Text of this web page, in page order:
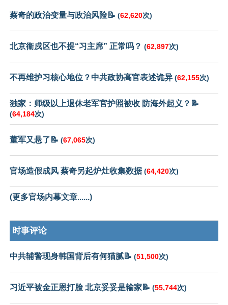
蔡奇的政治变量与政治风险📝 (62,620次)
北京衞戍区也不提“习主席” 正常吗？ (62,897次)
不再维护习核心地位？中共政协高官表述诡异 (62,155次)
独家：师级以上退休老军官护照被收 防海外起义？📝
(64,184次)
董军又悬了📝 (67,065次)
官场造假成风 蔡奇另起炉灶收集数据(64,420次)
(更多官场内幕文章......)
时事评论
中共辅警现身韩国背后有何猫腻📝 (51,500次)
习近平被金正恩打脸 北京妥妥是输家📝 (55,744次)